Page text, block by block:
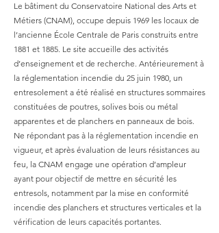
Le bâtiment du Conservatoire National des Arts et
Métiers (CNAM), occupe depuis 1969 les locaux de
l’ancienne École Centrale de Paris construits entre
1881 et 1885. Le site accueille des activités
d’enseignement et de recherche. Antérieurement à
la réglementation incendie du 25 juin 1980, un
entresolement a été réalisé en structures sommaires
constituées de poutres, solives bois ou métal
apparentes et de planchers en panneaux de bois.
Ne répondant pas à la réglementation incendie en
vigueur, et après évaluation de leurs résistances au
feu, la CNAM engage une opération d’ampleur
ayant pour objectif de mettre en sécurité les
entresols, notamment par la mise en conformité
incendie des planchers et structures verticales et la
vérification de leurs capacités portantes.